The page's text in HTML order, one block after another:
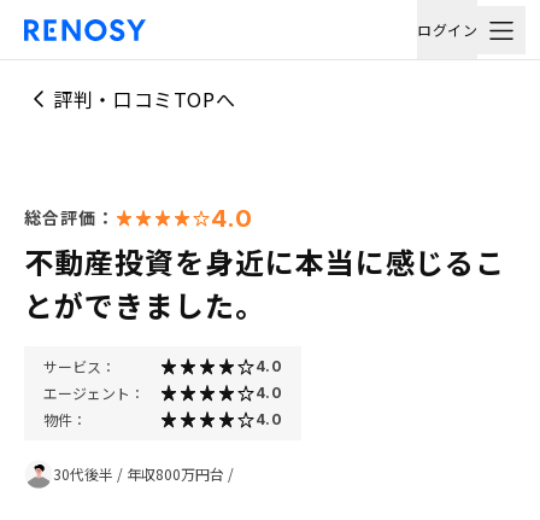
ログイン
評判・口コミTOPへ
総合評価： 4.0
不動産投資を身近に本当に感じるこ
とができました。
サービス： 4.0
エージェント： 4.0
物件： 4.0
30代後半 / 年収800万円台 /